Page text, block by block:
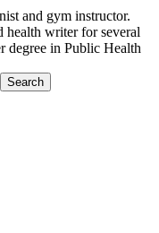
and gym instructor.
health writer for several
degree in Public Health